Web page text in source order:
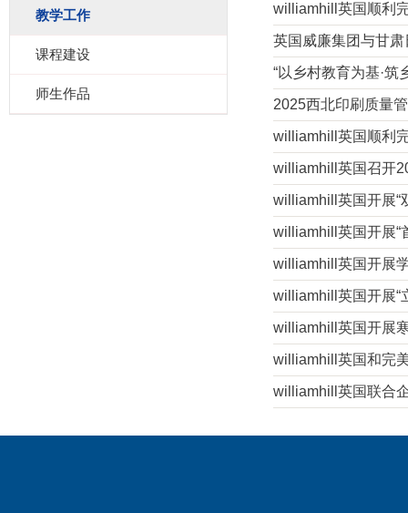
教学工作
课程建设
师生作品
williamhill英国顺利
英国威廉集团与甘
“以乡村教育为基·筑
2025西北印刷质量
williamhill英国顺利
williamhill英国召开
williamhill英国开展“
williamhill英国开展“
williamhill英国开展
williamhill英国开展“
williamhill英国开展
williamhill英国和完
williamhill英国联合